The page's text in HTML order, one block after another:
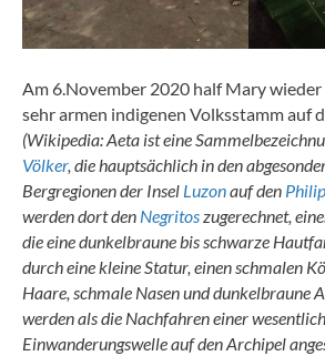
Am 6.November 2020 half Mary wieder
sehr armen indigenen Volksstamm auf
(Wikipedia: Aeta ist eine
Völker, die hauptsächlich in den
Bergregionen der Insel Luzonauf den
werden dort den Negritos zugerechnet,
die eine dunkelbraune bis schwarze
durch eine kleine Statur, einen schmalen
Haare, schmale Nasen und dunkelbraune
werden als die Nachfahren einer
Einwanderungswelle auf den Archipel